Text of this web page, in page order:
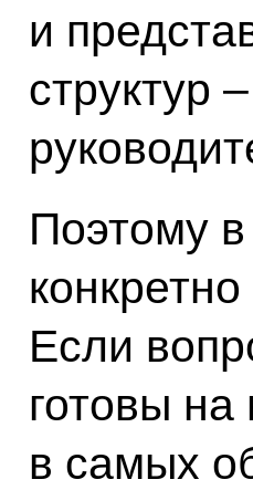
и
структур
Поэтому
Если
готовы
в самых